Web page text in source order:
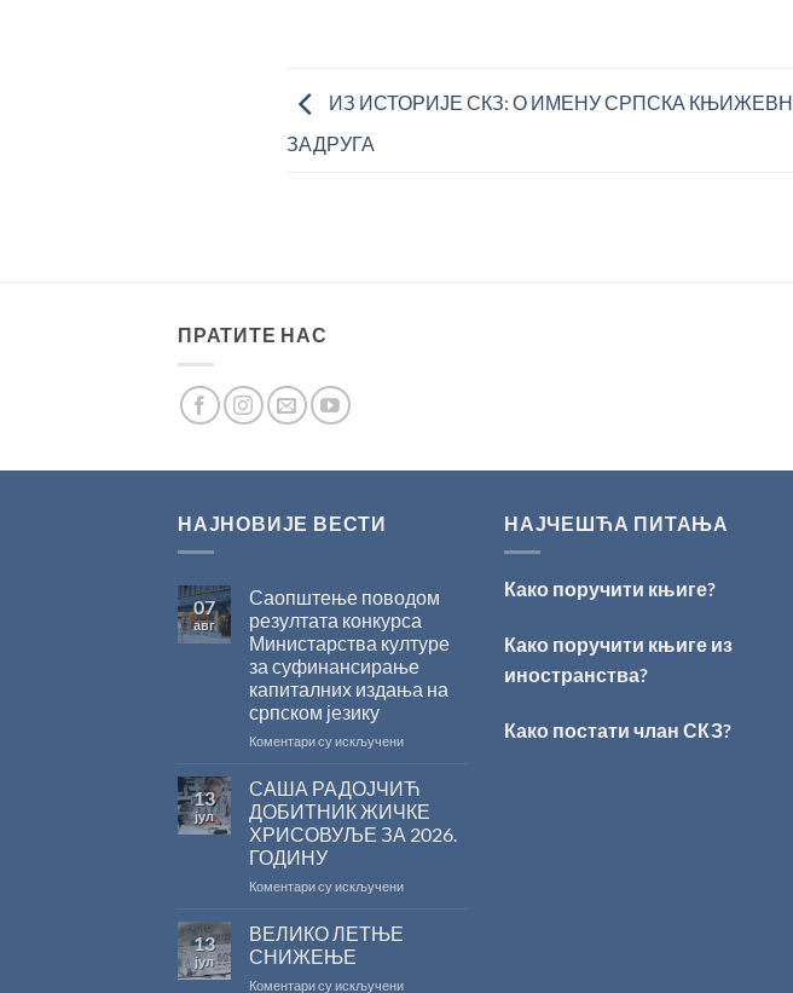
ИЗ ИСТОРИЈЕ СКЗ: О ИМЕНУ СРПСКА
ЗАДРУГА
ПРАТИТЕ НАС
НАЈНОВИЈЕ ВЕСТИ
07
авг
Саопштење поводом
резултата конкурса
Министарства културе
за суфинансирање
капиталних издања на
српском језику
Коментари су искљученина
поводом
резултата
конкурса
Министарства
за
српском
13
јул
САША РАДОЈЧИЋ
ДОБИТНИК ЖИЧКЕ
ХРИСОВУЉЕ ЗА 2026.
ГОДИНУ
Коментари су искљученина
ХРИСОВУЉЕ
13
јул
ВЕЛИКО ЛЕТЊЕ
СНИЖЕЊЕ
Коментари су искљученина
НАЈЧЕШЋА ПИТАЊА
Како поручити књиге?
Како поручити књиге из
иностранства?
Како постати члан СКЗ?